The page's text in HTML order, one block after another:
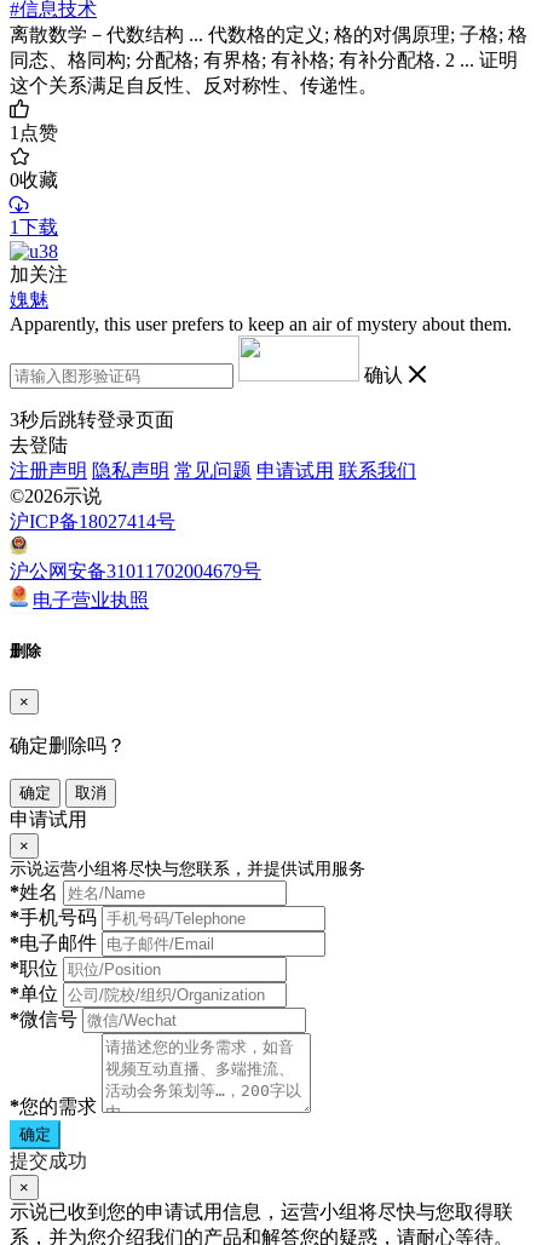
#信息技术
离散数学－代数结构 ... 代数格的定义; 格的对偶原理; 子格; 格
同态、格同构; 分配格; 有界格; 有补格; 有补分配格. 2 ... 证明
这个关系满足自反性、反对称性、传递性。
1点赞
0收藏
1下载
加关注
媿魅
Apparently, this user prefers to keep an air of mystery about them.
确认
3秒后跳转登录页面
去登陆
注册声明 隐私声明 常见问题 申请试用 联系我们
©2026示说
沪ICP备18027414号
沪公网安备31011702004679号
电子营业执照
删除
×
确定删除吗？
确定 取消
申请试用
×
示说运营小组将尽快与您联系，并提供试用服务
*姓名
*手机号码
*电子邮件
*职位
*单位
*微信号
*您的需求
确定
提交成功
×
示说已收到您的申请试用信息，运营小组将尽快与您取得联
系，并为您介绍我们的产品和解答您的疑惑，请耐心等待。